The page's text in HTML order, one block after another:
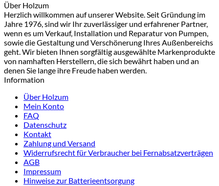
Über Holzum
Herzlich willkommen auf unserer Website. Seit Gründung im
Jahre 1976, sind wir Ihr zuverlässiger und erfahrener Partner,
wenn es um Verkauf, Installation und Reparatur von Pumpen,
sowie die Gestaltung und Verschönerung Ihres Außenbereichs
geht. Wir bieten Ihnen sorgfältig ausgewählte Markenprodukte
von namhaften Herstellern, die sich bewährt haben und an
denen Sie lange ihre Freude haben werden.
Information
Über Holzum
Mein Konto
FAQ
Datenschutz
Kontakt
Zahlung und Versand
Widerrufsrecht für Verbraucher bei Fernabsatzverträgen
AGB
Impressum
Hinweise zur Batterieentsorgung